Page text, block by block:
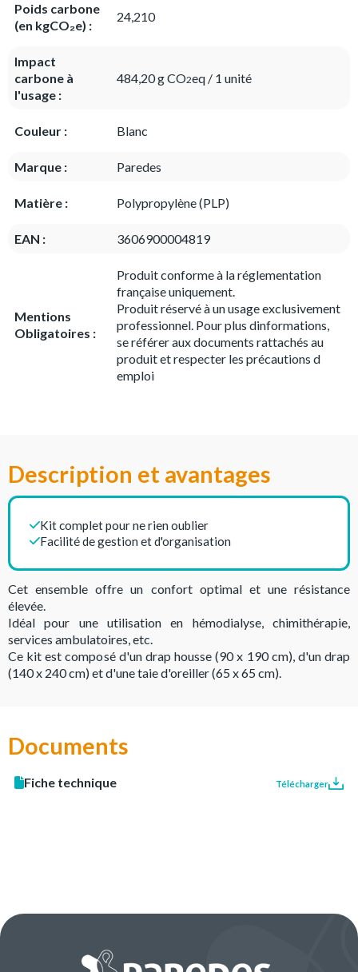
Poids carbone
(en kgCO₂e) :
24,210
Impact
carbone à
l'usage :
484,20 g CO2eq / 1 unité
Couleur : Blanc
Marque : Paredes
Matière : Polypropylène (PLP)
EAN : 3606900004819
Mentions
Obligatoires :
Produit conforme à la réglementation
française uniquement.
Produit réservé à un usage exclusivement
professionnel. Pour plus dinformations,
se référer aux documents rattachés au
produit et respecter les précautions d
emploi
Description et avantages
Kit complet pour ne rien oublier
Facilité de gestion et d'organisation
Cet ensemble offre un confort optimal et une résistance
élevée.
Idéal pour une utilisation en hémodialyse, chimithérapie,
services ambulatoires, etc.
Ce kit est composé d'un drap housse (90 x 190 cm), d'un drap
(140 x 240 cm) et d'une taie d'oreiller (65 x 65 cm).
Documents
Fiche technique Télécharger